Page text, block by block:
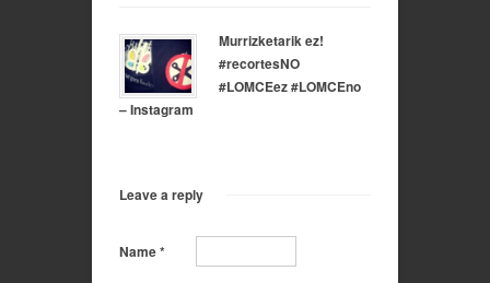
Murrizketarik ez!
#recortesNO
#LOMCEez #LOMCEno
– Instagram
Leave a reply
Name*